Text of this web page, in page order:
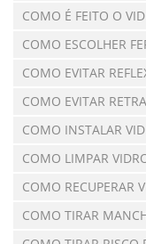
COMO É FEITO O
COMO ESCOLHER
COMO EVITAR
COMO EVITAR
COMO INSTALAR
COMO LIMPAR
COMO RECUPERAR
COMO TIRAR